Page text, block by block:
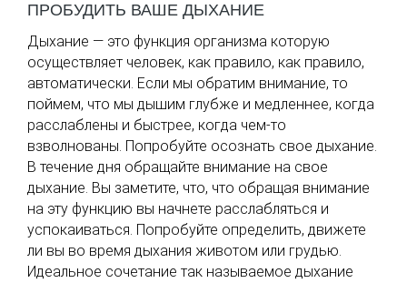
ПРОБУДИТЬ ВАШЕ ДЫХАНИЕ
Дыхание — это функция организма которую
осуществляет человек, как правило, как правило,
автоматически. Если мы обратим внимание, то
поймем, что мы дышим глубже и медленнее, когда
расслаблены и быстрее, когда чем-то
взволнованы. Попробуйте осознать свое дыхание.
В течение дня обращайте внимание на свое
дыхание. Вы заметите, что, что обращая внимание
на эту функцию вы начнете расслабляться и
успокаиваться. Попробуйте определить, движете
ли вы во время дыхания животом или грудью.
Идеальное сочетание так называемое дыхание